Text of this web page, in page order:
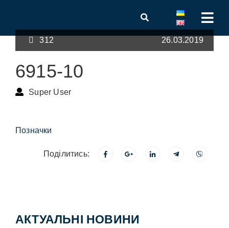
312 26.03.2019
6915-10
Super User
Позначки
Поділитись:
АКТУАЛЬНІ НОВИНИ